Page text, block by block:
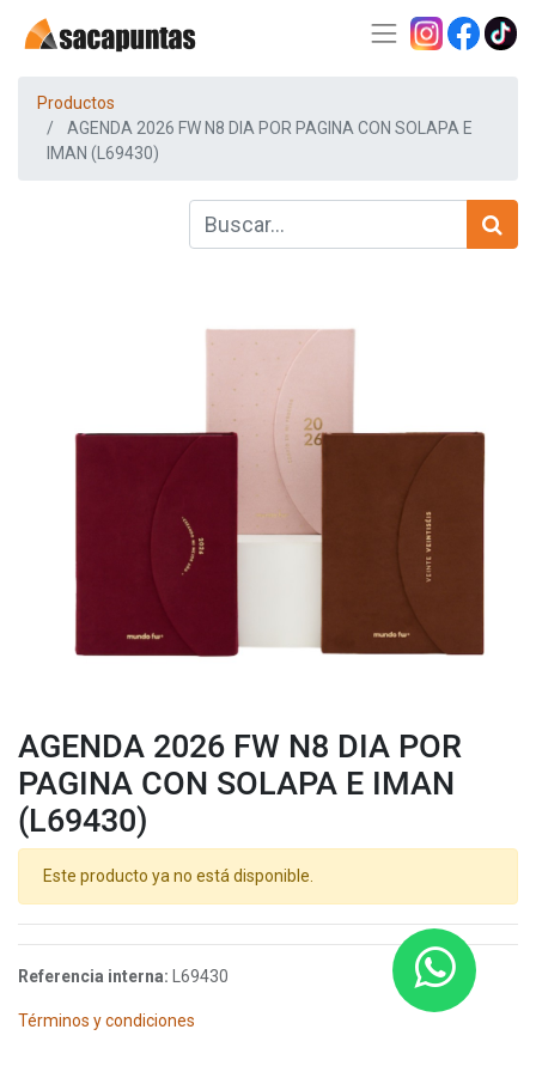
Productos
AGENDA 2026 FW N8 DIA POR PAGINA CON SOLAPA E
IMAN (L69430)
AGENDA 2026 FW N8 DIA POR
PAGINA CON SOLAPA E IMAN
(L69430)
Este producto ya no está disponible.
Referencia interna: L69430
Términos y condiciones